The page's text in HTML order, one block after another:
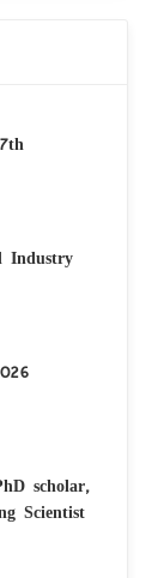
Industry
scholar,
Scientist